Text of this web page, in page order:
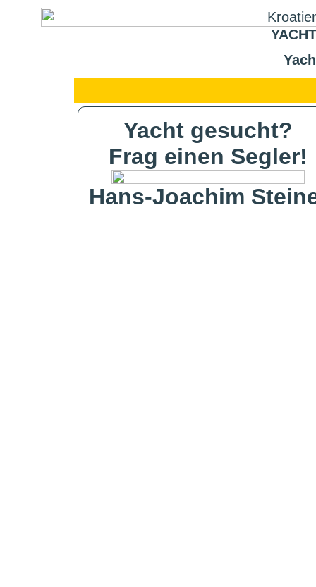
Yacht gesucht?
Frag einen Segler!
Hans-Joachim